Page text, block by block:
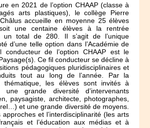
en 2021 de l’option CHAAP (classe à
arts plastiques), le collège Pierre
accueille en moyenne 25 élèves
une centaine élèves à la rentrée
un total de 280. Il s’agit de l’unique
d’une telle option dans l’Académie de
conducteur de l’option CHAAP est le
Ce fil conducteur se décline à
pédagogiques pluridisciplinaires et
tout au long de l’année. Par la
thématique, les élèves sont invités à
une grande diversité d’intervenants
paysagiste, architecte, photographes,
et une grande diversité de moyens.
et l’interdisciplinarité (les arts
et l’éducation aux médias et à